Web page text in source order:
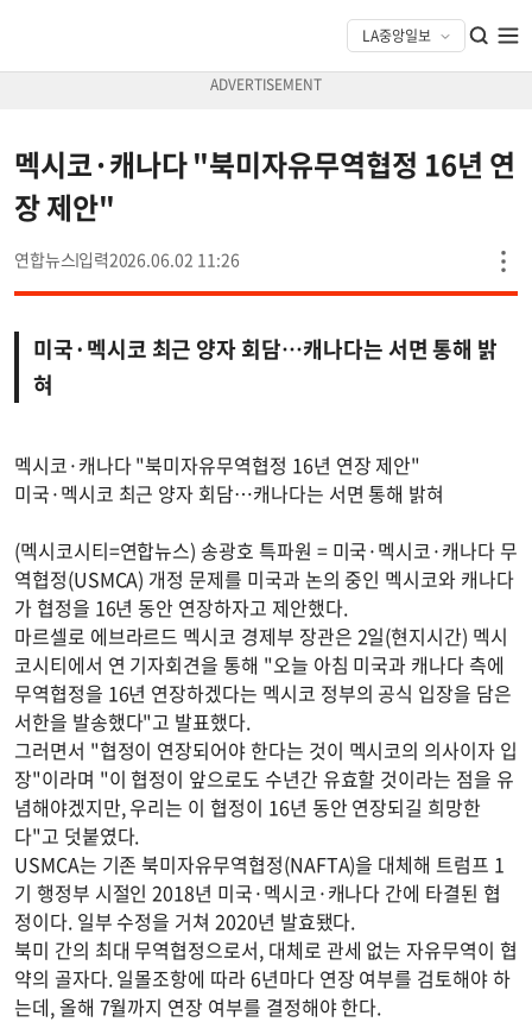
멕시코·캐나다 "북미자유무역협정 16년 연
장 제안"
연합뉴스 2026.06.02 11:26
미국·멕시코 최근 양자 회담…캐나다는 서면 통해 밝
혀
멕시코·캐나다 "북미자유무역협정 16년 연장 제안"
미국·멕시코 최근 양자 회담…캐나다는 서면 통해 밝혀
(멕시코시티=연합뉴스) 송광호 특파원 = 미국·멕시코·캐나다 무
역협정(USMCA) 개정 문제를 미국과 논의 중인 멕시코와 캐나다
가 협정을 16년 동안 연장하자고 제안했다.
마르셀로 에브라르드 멕시코 경제부 장관은 2일(현지시간) 멕시
코시티에서 연 기자회견을 통해 "오늘 아침 미국과 캐나다 측에
무역협정을 16년 연장하겠다는 멕시코 정부의 공식 입장을 담은
서한을 발송했다"고 발표했다.
그러면서 "협정이 연장되어야 한다는 것이 멕시코의 의사이자 입
장"이라며 "이 협정이 앞으로도 수년간 유효할 것이라는 점을 유
념해야겠지만, 우리는 이 협정이 16년 동안 연장되길 희망한
다"고 덧붙였다.
USMCA는 기존 북미자유무역협정(NAFTA)을 대체해 트럼프 1
기 행정부 시절인 2018년 미국·멕시코·캐나다 간에 타결된 협
정이다. 일부 수정을 거쳐 2020년 발효됐다.
북미 간의 최대 무역협정으로서, 대체로 관세 없는 자유무역이 협
약의 골자다. 일몰조항에 따라 6년마다 연장 여부를 검토해야 하
는데, 올해 7월까지 연장 여부를 결정해야 한다.